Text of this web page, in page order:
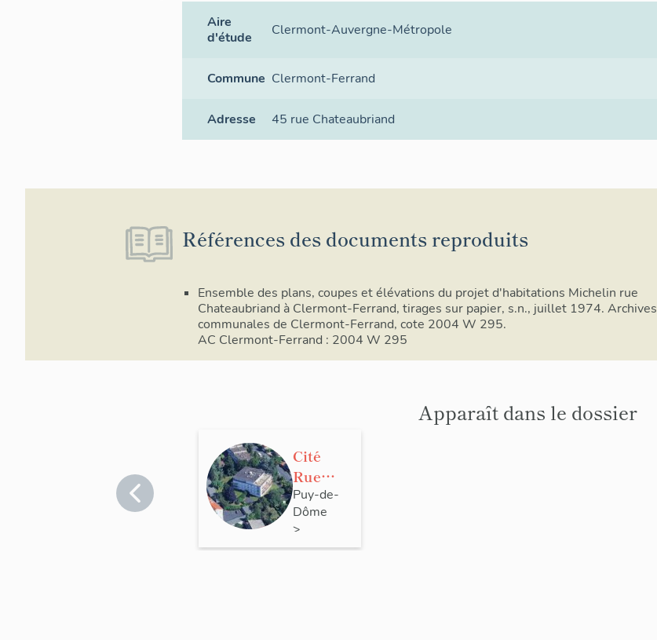
Aire
d'étude
Clermont-Auvergne-Métropole
Commune Clermont-Ferrand
Adresse 45 rue Chateaubriand
Références des documents reproduits
Ensemble des plans, coupes et élévations du projet d'habitations Michelin rue
Chateaubriand à Clermont-Ferrand, tirages sur papier, s.n., juillet 1974. Archives
communales de Clermont-Ferrand, cote 2004 W 295.
AC Clermont-Ferrand : 2004 W 295
Apparaît dans le dossier
Cité
Rue
Chateau
briand
Puy-de-
Dôme
>
Clermont-